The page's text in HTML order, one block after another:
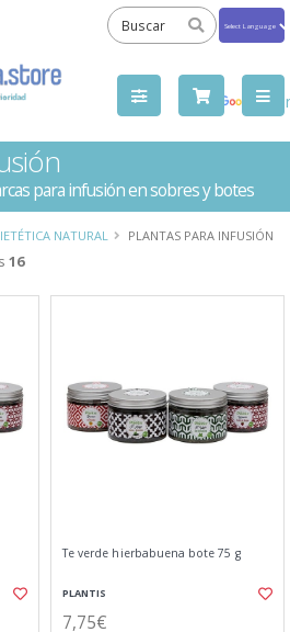
by
para infusión en sobres y botes
NATURAL PLANTAS PARA INFUSIÓN
16
Te verde hierbabuena bote 75 g
PLANTIS
7,75€